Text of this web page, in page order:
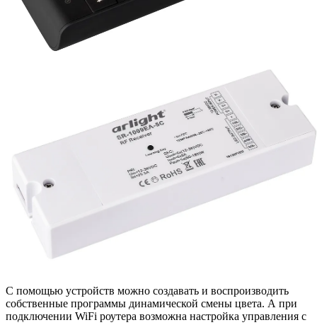
С помощью устройств можно создавать и воспроизводить
собственные программы динамической смены цвета. А при
подключении WiFi роутера возможна настройка управления с